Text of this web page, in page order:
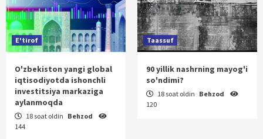
E'tirof
O'zbekiston yangi global
iqtisodiyotda ishonchli
investitsiya markaziga
aylanmoqda
18 soat oldin Behzod
144
Taassuf
90 yillik nashrning mayog'i
so'ndimi?
18 soat oldin Behzod
120